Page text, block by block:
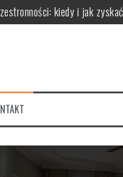
kiedy i jak
modelować
światła wpływa na
aranżację unikając efektu